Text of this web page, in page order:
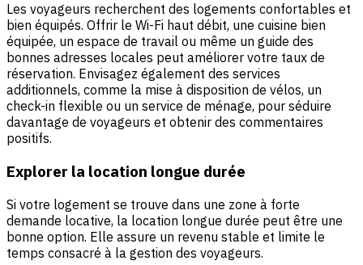
Les voyageurs recherchent des logements confortables et
bien équipés. Offrir le Wi-Fi haut débit, une cuisine bien
équipée, un espace de travail ou même un guide des
bonnes adresses locales peut améliorer votre taux de
réservation. Envisagez également des services
additionnels, comme la mise à disposition de vélos, un
check-in flexible ou un service de ménage, pour séduire
davantage de voyageurs et obtenir des commentaires
positifs.
Explorer la location longue durée
Si votre logement se trouve dans une zone à forte
demande locative, la location longue durée peut être une
bonne option. Elle assure un revenu stable et limite le
temps consacré à la gestion des voyageurs.